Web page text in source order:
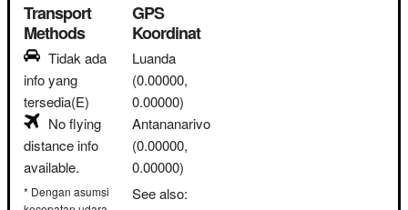
Transport
Methods
Tidak ada
info yang
tersedia(E)
No flying
distance info
available.
* Dengan asumsi
GPS
Koordinat
Luanda
(0.00000,
0.00000)
Antananarivo
(0.00000,
0.00000)
See also: